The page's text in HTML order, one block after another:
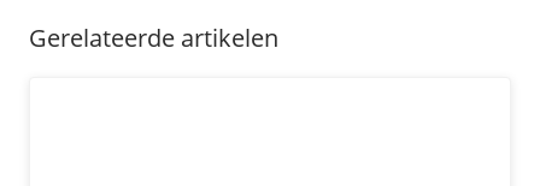
Gerelateerde artikelen